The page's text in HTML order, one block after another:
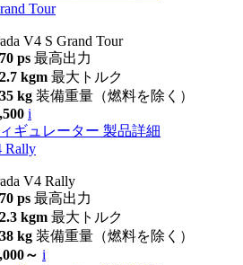
Tour
V4 S Grand Tour
ps 最高出力
kgm 最大トルク
kg 装備重量（燃料を除く）
i
ギュレーター 製品詳細
Rally
V4 Rally
ps 最高出力
kgm 最大トルク
kg 装備重量（燃料を除く）
～ i